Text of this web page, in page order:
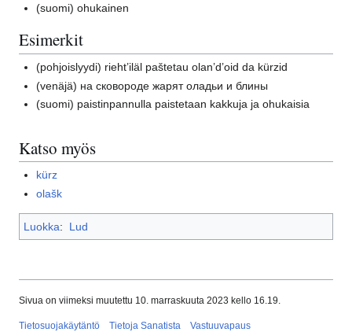
(suomi)ohukainen
Esimerkit
(pohjoislyydi) rieht’iläl paštetau olan’d’oid da kürzid
(venäjä) на сковороде жарят оладьи и блины
(suomi) paistinpannulla paistetaan kakkuja ja ohukaisia
Katso myös
kürz
olašk
Luokka: Lud
Sivua on viimeksi muutettu 10. marraskuuta 2023 kello 16.19.
Tietosuojakäytäntö Tietoja Sanatista Vastuuvapaus